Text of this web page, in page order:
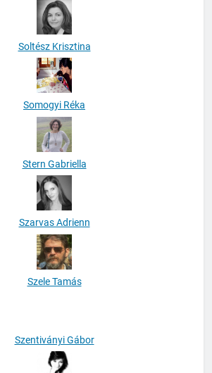
Soltész Krisztina
Somogyi Réka
Stern Gabriella
Szarvas Adrienn
Szele Tamás
Szentiványi Gábor